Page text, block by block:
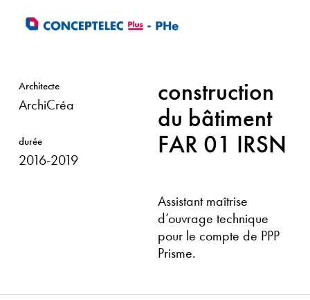
Architecte
ArchiCréa
durée
2016-2019
construction
du bâtiment
FAR 01 IRSN
Assistant maîtrise
d’ouvrage technique
pour le compte de PPP
Prisme.